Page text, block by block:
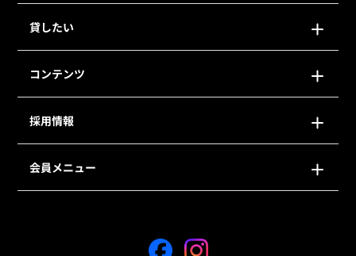
貸したい
コンテンツ
採用情報
会員メニュー